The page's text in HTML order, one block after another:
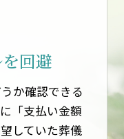
回避
か確認できる
「支払い金額
していた葬儀